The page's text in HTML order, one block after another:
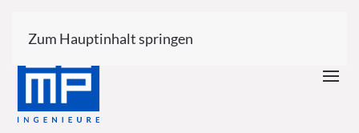
Zum Hauptinhalt springen